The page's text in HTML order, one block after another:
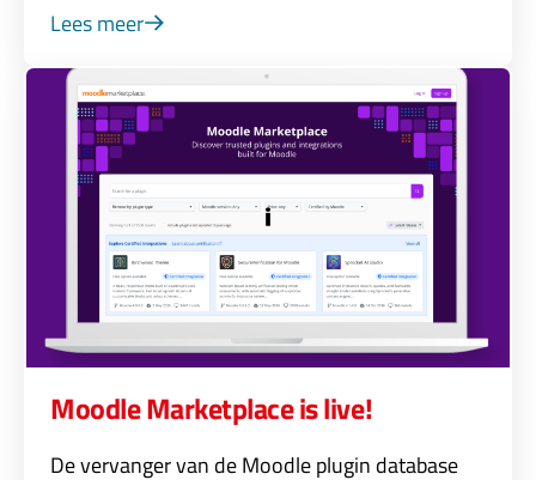
Lees meer
Moodle Marketplace is live!
De vervanger van de Moodle plugin database